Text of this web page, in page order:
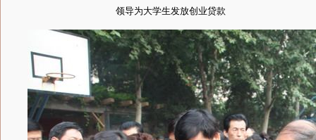
领导为大学生发放创业贷款